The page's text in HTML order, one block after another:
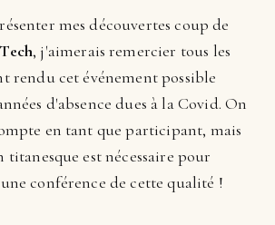
mes découvertes coup de
, j'aimerais remercier tous les
rendu cet événement possible
d'absence dues à la Covid. On
en tant que participant, mais
est nécessaire pour
conférence de cette qualité !